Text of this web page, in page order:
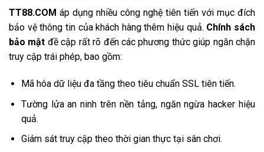
TT88.COM áp dụng nhiều công nghệ tiên tiến với mục đích
bảo vệ thông tin của khách hàng thêm hiệu quả. Chính sách
bảo mật đề cập rất rõ đến các phương thức giúp ngăn chặn
truy cập trái phép, bao gồm:
Mã hóa dữ liệu đa tầng theo tiêu chuẩn SSL tiên tiến.
Tường lửa an ninh trên nền tảng, ngăn ngừa hacker hiệu
quả.
Giám sát truy cập theo thời gian thực tại sân chơi.